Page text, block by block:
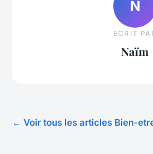
N
ECRIT
Naïm
← Voir tous les articles Bien-